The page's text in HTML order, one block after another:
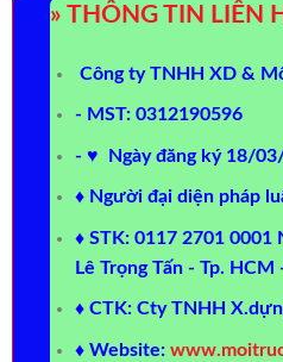
» THÔNG TIN LIÊN
Công ty TNHH XD &
- MST: 0312190596
- ♥ Ngày đăng ký 18/
♦ Người đại diện pháp
♦ STK: 0117 2701 0001
Lê Trọng Tấn - Tp. HCM
♦ CTK: Cty TNHH
♦ Website: